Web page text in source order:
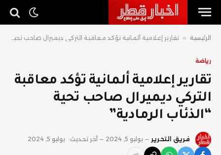
الرئيسية » تقارير إعلامية ألمانية تؤكد معاقبة التركي ديميرال صاحب تحية “الذئاب الرمادية”
رياضة
تقارير إعلامية ألمانية تؤكد معاقبة
التركي ديميرال صاحب تحية
“الذئاب الرمادية”
فريق التحرير يوليو 5, 2024 آخر تحديث: يوليو 5, 2024